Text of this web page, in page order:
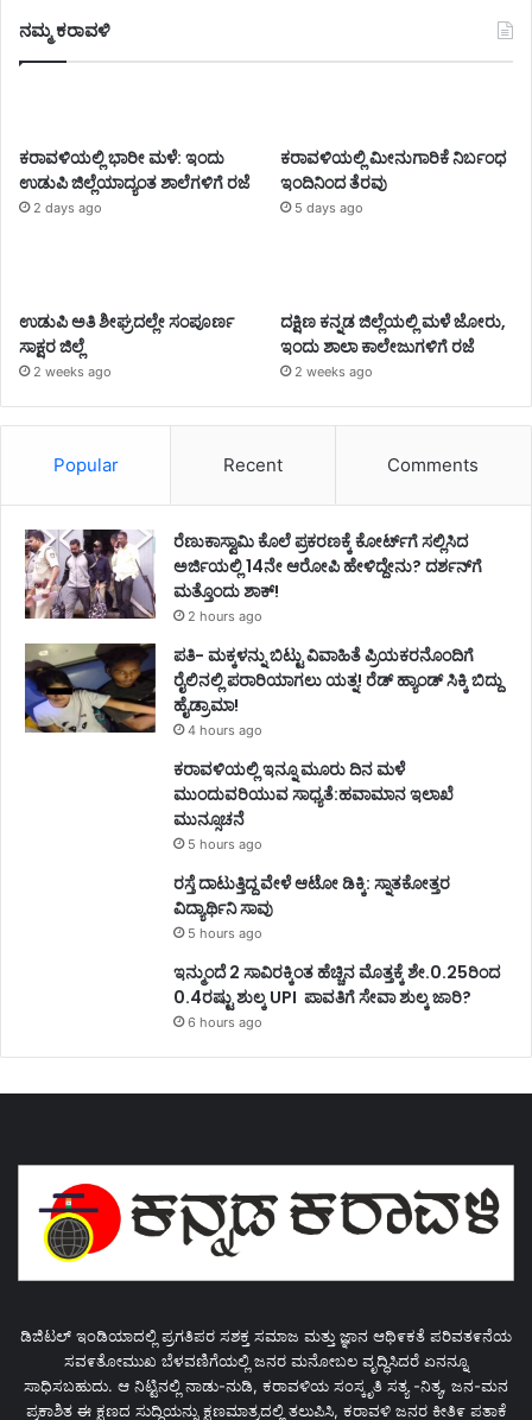
ನಮ್ಮ ಕರಾವಳಿ
ಕರಾವಳಿಯಲ್ಲಿ ಭಾರೀ ಮಳೆ: ಇಂದು
ಉಡುಪಿ ಜಿಲ್ಲೆಯಾದ್ಯಂತ ಶಾಲೆಗಳಿಗೆ ರಜೆ
2 days ago
ಕರಾವಳಿಯಲ್ಲಿ ಮೀನುಗಾರಿಕೆ ನಿರ್ಬಂಧ
ಇಂದಿನಿಂದ ತೆರವು
5 days ago
ಉಡುಪಿ ಅತಿ ಶೀಘ್ರದಲ್ಲೇ ಸಂಪೂರ್ಣ
ಸಾಕ್ಷರ ಜಿಲ್ಲೆ
2 weeks ago
ದಕ್ಷಿಣ ಕನ್ನಡ ಜಿಲ್ಲೆಯಲ್ಲಿ ಮಳೆ ಜೋರು,
ಇಂದು ಶಾಲಾ ಕಾಲೇಜುಗಳಿಗೆ ರಜೆ
2 weeks ago
Popular Recent Comments
ರೆಣುಕಾಸ್ವಾಮಿ ಕೊಲೆ ಪ್ರಕರಣಕ್ಕೆ ಕೋರ್ಟ್‌ಗೆ ಸಲ್ಲಿಸಿದ
ಅರ್ಜಿಯಲ್ಲಿ 14ನೇ ಆರೋಪಿ ಹೇಳಿದ್ದೇನು? ದರ್ಶನ್‌ಗೆ
ಮತ್ತೊಂದು ಶಾಕ್!
2 hours ago
ಪತಿ- ಮಕ್ಕಳನ್ನು ಬಿಟ್ಟು ವಿವಾಹಿತೆ ಪ್ರಿಯಕರನೊಂದಿಗೆ
ರೈಲಿನಲ್ಲಿ ಪರಾರಿಯಾಗಲು ಯತ್ನ! ರೆಡ್ ಹ್ಯಾಂಡ್ ಸಿಕ್ಕಿ ಬಿದ್ದು
ಹೈಡ್ರಾಮಾ!
4 hours ago
ಕರಾವಳಿಯಲ್ಲಿ ಇನ್ನೂ ಮೂರು ದಿನ ಮಳೆ
ಮುಂದುವರಿಯುವ ಸಾಧ್ಯತೆ:ಹವಾಮಾನ ಇಲಾಖೆ
ಮುನ್ಸೂಚನೆ
5 hours ago
ರಸ್ತೆ ದಾಟುತ್ತಿದ್ದ ವೇಳೆ ಆಟೋ ಡಿಕ್ಕಿ: ಸ್ನಾತಕೋತ್ತರ
ವಿದ್ಯಾರ್ಥಿನಿ ಸಾವು
5 hours ago
ಇನ್ಮುಂದೆ 2 ಸಾವಿರಕ್ಕಿಂತ ಹೆಚ್ಚಿನ ಮೊತ್ತಕ್ಕೆ ಶೇ.0.25ರಿಂದ
0.4ರಷ್ಟು ಶುಲ್ಕ UPI ಪಾವತಿಗೆ ಸೇವಾ ಶುಲ್ಕ ಜಾರಿ?
6 hours ago
ಡಿಜಿಟಲ್ ಇಂಡಿಯಾದಲ್ಲಿ ಪ್ರಗತಿಪರ ಸಶಕ್ತ ಸಮಾಜ ಮತ್ತು ಜ್ಞಾನ ಆಥಿ೯ಕತೆ ಪರಿವತ೯ನೆಯ
ಸವ೯ತೋಮುಖ ಬೆಳವಣಿಗೆಯಲ್ಲಿ ಜನರ ಮನೋಬಲ ವೃದ್ಧಿಸಿದರೆ ಏನನ್ನೂ
ಸಾಧಿಸಬಹುದು. ಆ ನಿಟ್ಟಿನಲ್ಲಿ ನಾಡು-ನುಡಿ, ಕರಾವಳಿಯ ಸಂಸ್ಕೃತಿ ಸತ್ಯ -ನಿತ್ಯ, ಜನ-ಮನ
ಪ್ರಕಾಶಿತ ಈ ಕ್ಷಣದ ಸುದ್ಧಿಯನ್ನು ಕ್ಷಣಮಾತ್ರದಲ್ಲಿ ತಲುಪಿಸಿ, ಕರಾವಳಿ ಜನರ ಕೀತಿ೯ ಪತಾಕೆ